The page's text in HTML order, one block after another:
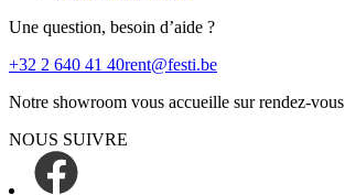
Une question, besoin d’aide ?
+32 2 640 41 40rent@festi.be
Notre showroom vous accueille sur rendez-vous
NOUS SUIVRE